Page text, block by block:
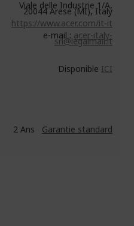
Viale delle Industrie 1/A,
20044 Arese (MI), Italy
https://www.acer.com/it-it
e-mail :acer-italy-
srl@legalmail.it
Disponible ICI
2 Ans Garantie standard